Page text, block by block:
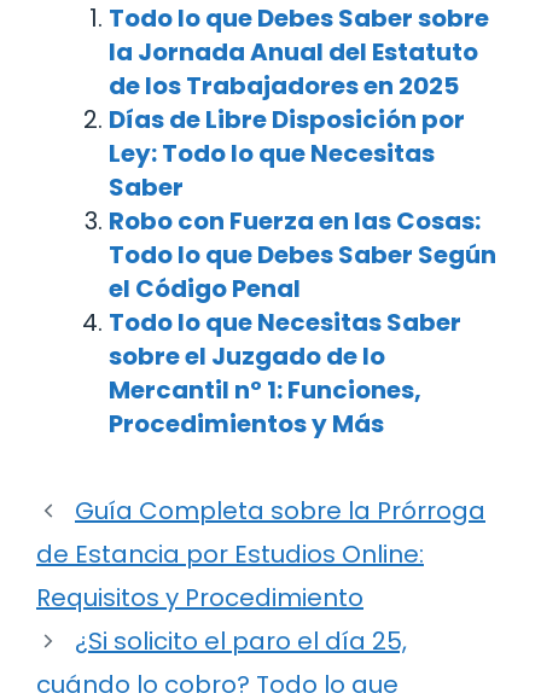
Todo lo que Debes Saber sobre
la Jornada Anual del Estatuto
de los Trabajadores en 2025
Días de Libre Disposición por
Ley: Todo lo que Necesitas
Saber
Robo con Fuerza en las Cosas:
Todo lo que Debes Saber Según
el Código Penal
Todo lo que Necesitas Saber
sobre el Juzgado de lo
Mercantil nº 1: Funciones,
Procedimientos y Más
Guía Completa sobre la Prórroga
de Estancia por Estudios Online:
Requisitos y Procedimiento
¿Si solicito el paro el día 25,
cuándo lo cobro? Todo lo que